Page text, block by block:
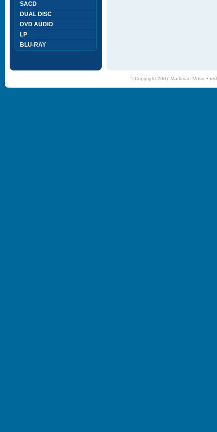
SACD
DUAL DISC
DVD AUDIO
LP
BLU-RAY
© Copyright 2007 Markman Music •